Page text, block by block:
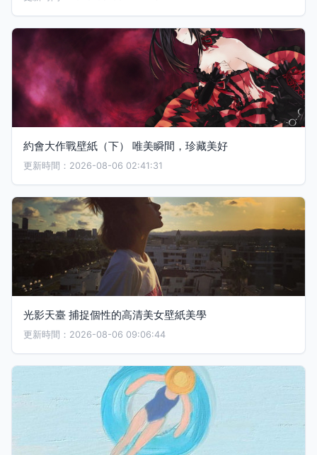
約會大作戰壁紙（下） 唯美瞬間，珍藏美好
更新時間：2026-08-06 02:41:31
光影天臺 捕捉個性的高清美女壁紙美學
更新時間：2026-08-06 09:06:44